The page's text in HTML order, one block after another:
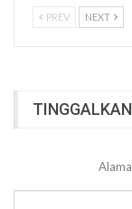
PREV NEXT